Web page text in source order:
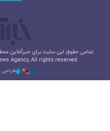
تمامی حقوق این سایت برای خبرآنلاین
Agancy, All rights reserved
طراحی